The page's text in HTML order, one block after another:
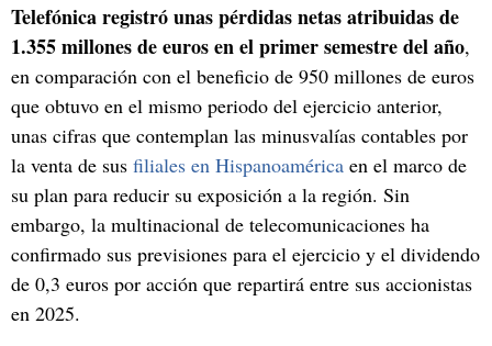
Telefónica registró unas pérdidas netas atribuidas de
1.355 millones de euros en el primer semestre del año,
en comparación con el beneficio de 950 millones de euros
que obtuvo en el mismo periodo del ejercicio anterior,
unas cifras que contemplan las minusvalías contables por
la venta de sus filiales en Hispanoamérica en el marco de
su plan para reducir su exposición a la región. Sin
embargo, la multinacional de telecomunicaciones ha
confirmado sus previsiones para el ejercicio y el dividendo
de 0,3 euros por acción que repartirá entre sus accionistas
en 2025.